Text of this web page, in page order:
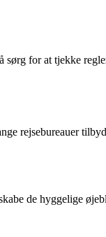
for at tjekke
rejsebureauer
de hyggelige